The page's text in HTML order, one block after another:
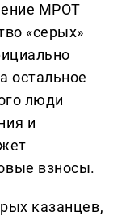
МРОТ
«серых»
остальное
люди
и
взносы.
казанцев,